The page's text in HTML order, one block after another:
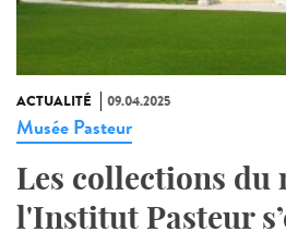
ACTUALITÉ 09.04.2025
Musée Pasteur
Les collections du
l'Institut Pasteur